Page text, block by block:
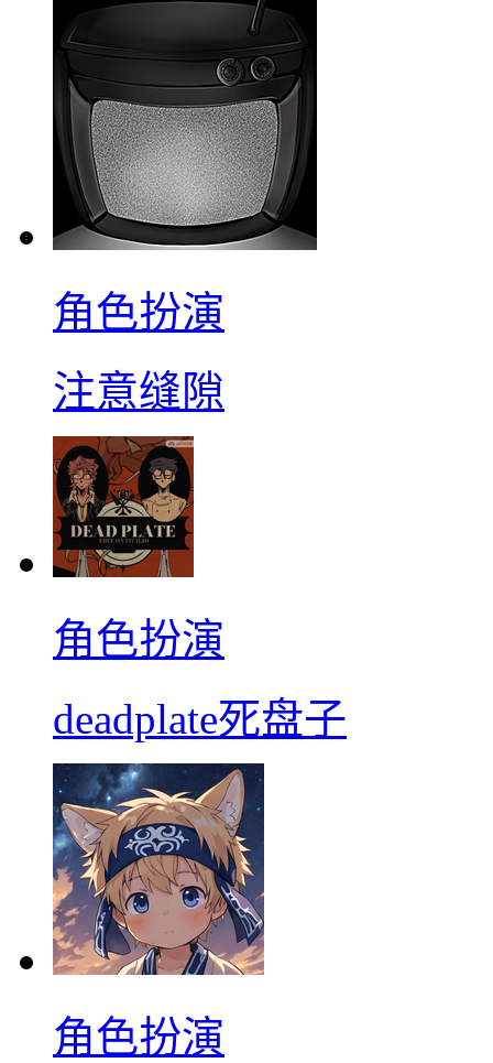
角色扮演
注意缝隙
角色扮演
deadplate死盘子
角色扮演